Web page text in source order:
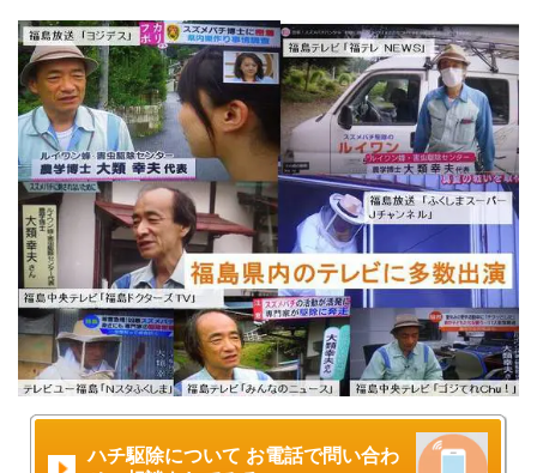
ハチ駆除について お電話で問い合わ